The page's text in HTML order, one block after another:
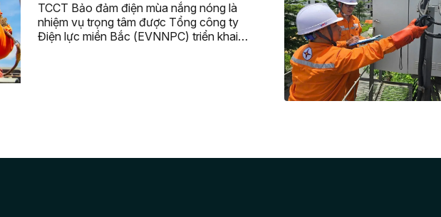
TCCT Bảo đảm điện mùa nắng nóng là
nhiệm vụ trọng tâm được Tổng công ty
Điện lực miền Bắc (EVNNPC) triển khai